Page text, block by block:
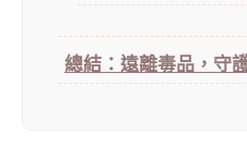
總結：遠離毒品，守